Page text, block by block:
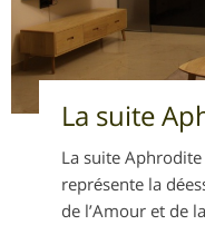
La suite
La suite
représente la
de l’Amour et de